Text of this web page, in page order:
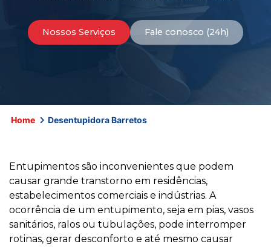
Nossos Serviços Fale conosco (24h)
Home Desentupidora Barretos
Entupimentos são inconvenientes que podem
causar grande transtorno em residências,
estabelecimentos comerciais e indústrias. A
ocorrência de um entupimento, seja em pias, vasos
sanitários, ralos ou tubulações, pode interromper
rotinas, gerar desconforto e até mesmo causar